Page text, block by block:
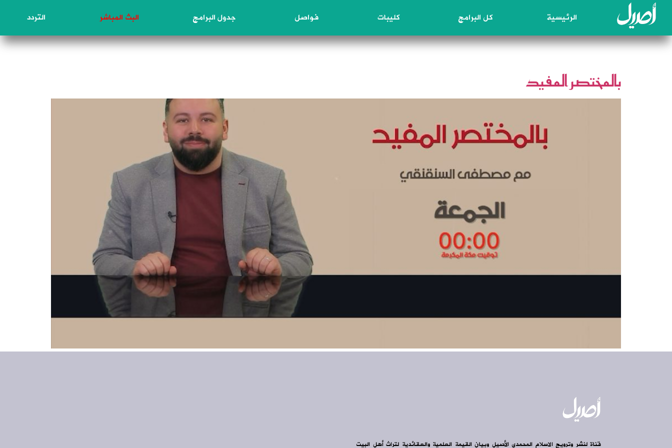
الرئيسية كل البرامج كليبات فواصل جدول البرامج البث المباشر التردد
الوسم:بالمختصر المفيد
بالمختصر المفيد
قناة لنشر وترويج الاسلام المحمدي الأصيل وبيان القيمة العلمية والعقائدية لتراث أهل البيت